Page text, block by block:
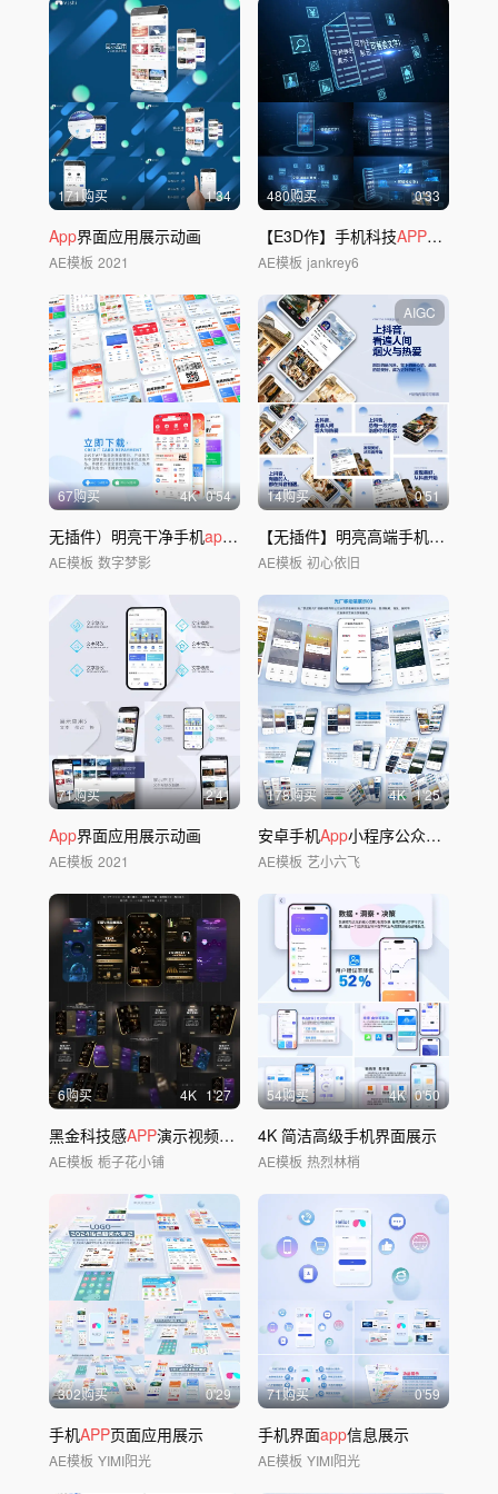
171购买 1'34
App界面应用展示动画
AE模板 2021
480购买 0'33
【E3D作】手机科技APP演示介绍2
AE模板 jankrey6
67购买 4K 0'54
无插件）明亮干净手机app 界面应用功能
AE模板 数字梦影
AIGC
14购买 0'51
【无插件】明亮高端手机
APP
AE模板 初心依旧
71购买 2'41
App界面应用展示动画
AE模板 2021
178购买 4K 1'25
安卓手机App小程序公众号界面展示
AE模板 艺小六飞
6购买 4K 1'27
黑金科技感APP演示视频无插件
AE模板 栀子花小铺
54购买 4K 0'50
4K 简洁高级手机界面展示
AE模板 热烈林梢
302购买 0'29
手机APP页面应用展示
AE模板 YIMI阳光
71购买 0'59
手机界面app信息展示
AE模板 YIMI阳光